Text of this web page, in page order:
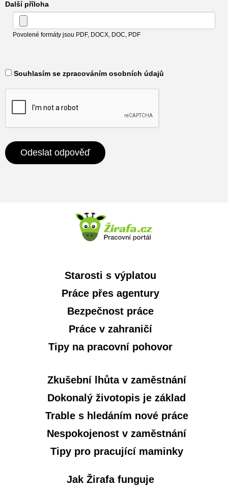
Další příloha
Povolené formáty jsou PDF, DOCX, DOC, PDF
​ Souhlasím se zpracováním osobních údajů
Starosti s výplatou
Práce přes agentury
Bezpečnost práce
Práce v zahraničí
Tipy na pracovní pohovor
Zkušební lhůta v zaměstnání
Dokonalý životopis je základ
Trable s hledáním nové práce
Nespokojenost v zaměstnání
Tipy pro pracující maminky
Jak Žirafa funguje